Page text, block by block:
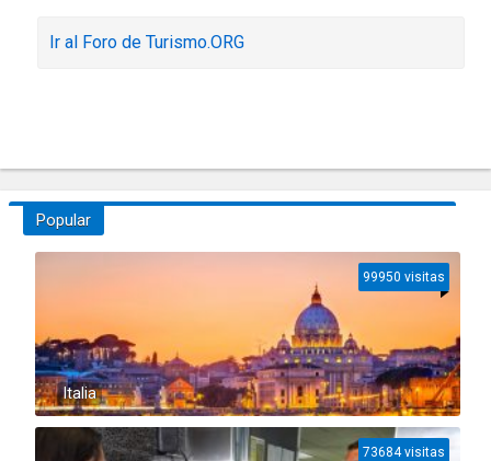
Ir al Foro de Turismo.ORG
Popular
Italia
99950 visitas
73684 visitas